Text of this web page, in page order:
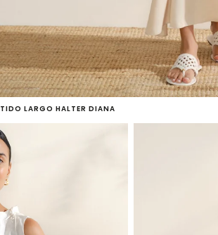
LARGO HALTER DIANA